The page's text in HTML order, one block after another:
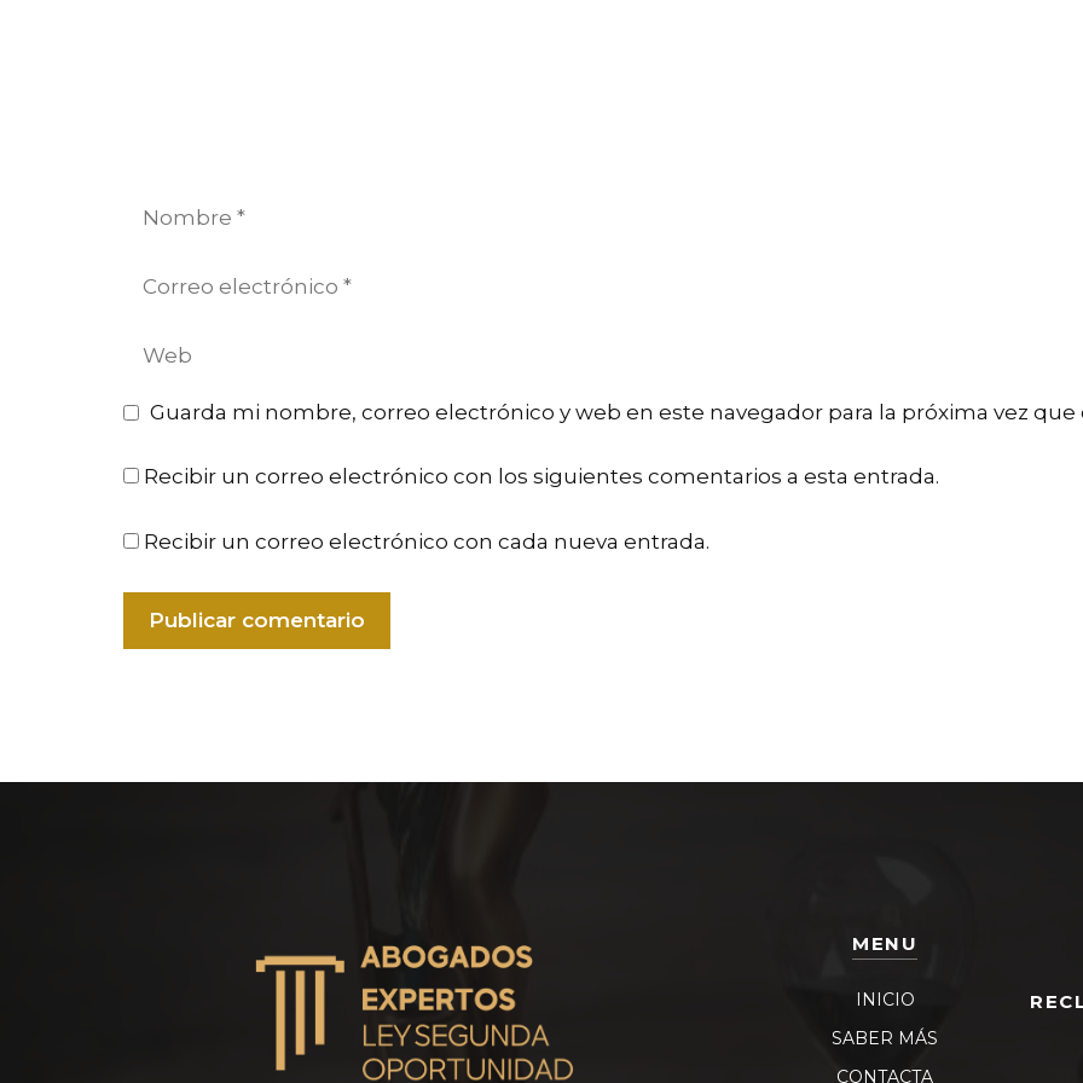
Nombre
Correo
Web
Guarda mi nombre, correo electrónico y web en este navegador para la próxima vez
Recibir un correo electrónico con los siguientes comentarios a esta entrada.
Recibir un correo electrónico con cada nueva entrada.
MENU
INICIO
SABER MÁS
CONTACTA